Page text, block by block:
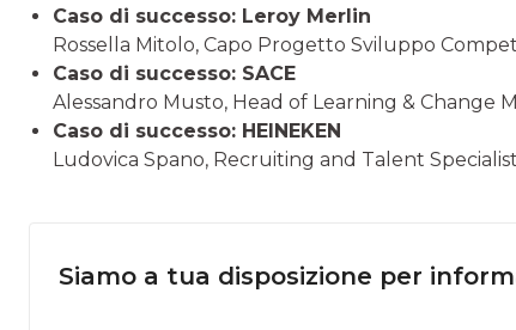
Caso di successo: Leroy Merlin
Rossella Mitolo, Capo Progetto Sviluppo
Caso di successo: SACE
Alessandro Musto, Head of Learning & Change
Caso di successo: HEINEKEN
Ludovica Spano, Recruiting and Talent
Siamo a tua disposizione per